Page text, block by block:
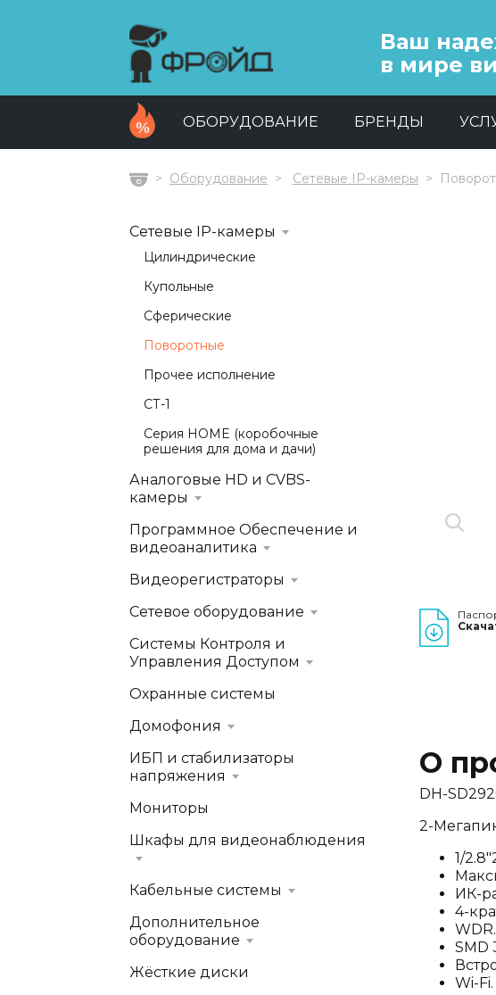
Ваш
в мире
ОБОРУДОВАНИЕ БРЕНДЫ
ГлавнаяОборудование Сетевые IP-камеры
О
DH-
2-
1/
ИК-
4-
WDR.
SMD
Wi-Fi.
Сетевые IP-камеры
Цилиндрические
Купольные
Сферические
Поворотные
Прочее исполнение
СТ-1
Серия HOME (коробочные
решения для дома и дачи)
Аналоговые HD и CVBS-
камеры
Программное Обеспечение и
видеоаналитика
Видеорегистраторы
Сетевое оборудование
Системы Контроля и
Управления Доступом
Охранные системы
Домофония
ИБП и стабилизаторы
напряжения
Мониторы
Шкафы для видеонаблюдения
Кабельные системы
Дополнительное
оборудование
Жёсткие диски